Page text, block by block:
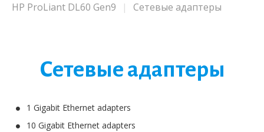
HP ProLiant DL60 Gen9
Сетевые адаптеры
Сетевые адаптеры
1 Gigabit Ethernet adapters
10 Gigabit Ethernet adapters